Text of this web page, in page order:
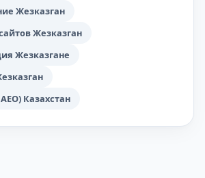
Жезказган
Жезказган
Жезказгане
Казахстан